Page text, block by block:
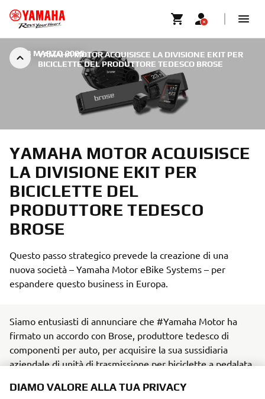
YAMAHA MOTOR ACQUISISCE LA DIVISIONE EKIT PER
BICICLETTE DEL PRODUTTORE TEDESCO BROSE
23 MARZO 2025
YAMAHA MOTOR ACQUISISCE
LA DIVISIONE EKIT PER
BICICLETTE DEL
PRODUTTORE TEDESCO
BROSE
Questo passo strategico prevede la creazione di una
nuova società – Yamaha Motor eBike Systems – per
espandere questo business in Europa.
Siamo entusiasti di annunciare che #Yamaha Motor ha
firmato un accordo con Brose, produttore tedesco di
componenti per auto, per acquisire la sua sussidiaria
aziendale di unità di trasmissione per biciclette a pedalata